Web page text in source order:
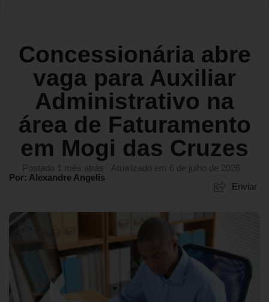
Concessionária abre
vaga para Auxiliar
Administrativo na
área de Faturamento
em Mogi das Cruzes
Postado 1 mês atrás
Atualizado em 6 de julho de 2026
Por: Alexandre Angelis
Enviar